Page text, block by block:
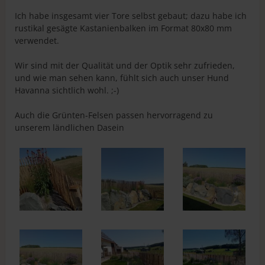
Umwicklung mit dem Eisendraht bis zur letzten
Umwicklung vor der nächsten Zaunlatte. Weil es sich bei
den Staketenzäunen um natürlich geformte Latten
4 cm gemessen ab der
ersten Umwicklung mit
dem Eisendraht bis zur
letzten Umwicklung vor
der nächsten Zaunlatte
5,5 cm zwisschen der
Den Rollzaun aus Kastanie können Sie ganz einfach selbst
aufstellen. Dafür haben wir hilfreiche Videos und
Anleitungen für Sie erstellt. Bei Fragen können Sie uns
Ich habe insgesamt vier Tore selbst gebaut; dazu habe ich
rustikal gesägte Kastanienbalken im Format 80x80 mm
verwendet.
Wir sind mit der Qualität und der Optik sehr zufrieden,
und wie man sehen kann, fühlt sich auch unser Hund
Havanna sichtlich wohl. ;-)
Auch die Grünten-Felsen passen hervorragend zu
unserem ländlichen Dasein